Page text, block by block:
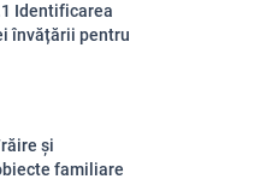
Identificarea
învățării pentru
și
familiare